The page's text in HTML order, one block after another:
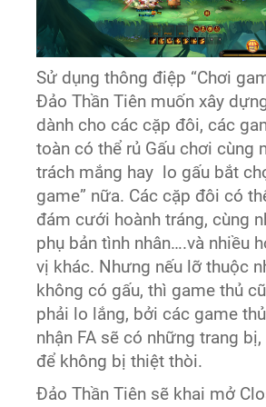
Sử dụng thông điệp “Chơi
Đảo Thần Tiên muốn xây
dành cho các cặp đôi, các
toàn có thể rủ Gấu chơi cùng
trách mắng hay lo gấu bắt
game” nữa. Các cặp đôi có
đám cưới hoành tráng, cùng
phụ bản tình nhân….và nhiều
vị khác. Nhưng nếu lỡ thuộc
không có gấu, thì game thủ
phải lo lắng, bởi các game
nhận FA sẽ có những trang
để không bị thiệt thòi.
Đảo Thần Tiên sẽ khai mở